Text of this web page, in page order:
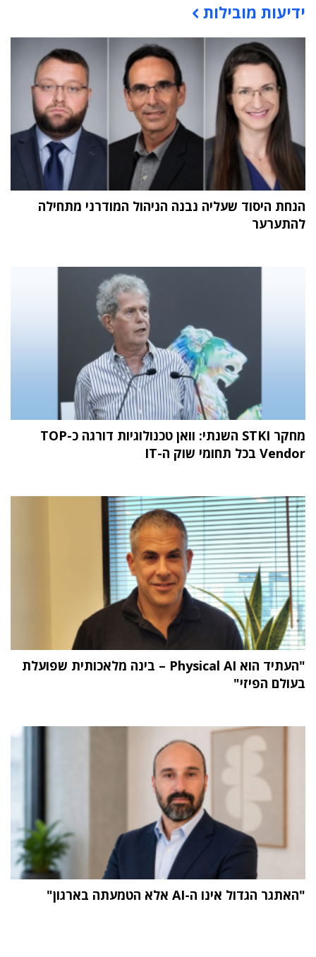
תוכן פרסומי
ידיעות מובילות
הנחת היסוד שעליה נבנה הניהול המודרני מתחילה
להתערער
מחקר STKI השנתי: וואן טכנולוגיות דורגה כ-TOP
Vendor בכל תחומי שוק ה-IT
"העתיד הוא Physical AI – בינה מלאכותית שפועלת
בעולם הפיזי"
"האתגר הגדול אינו ה-AI אלא הטמעתה בארגון"